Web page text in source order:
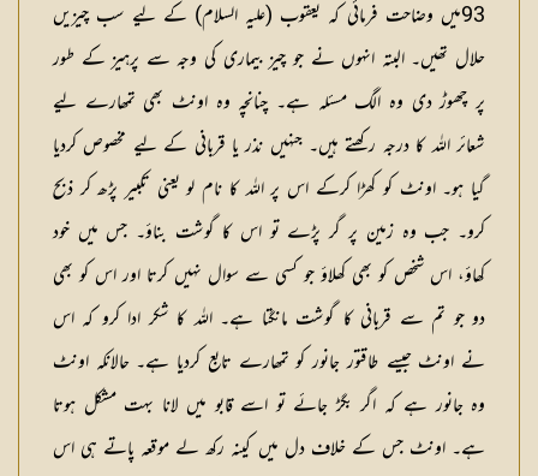
93میں وضاحت فرمائی کہ یعقوب (علیہ السلام) کے لیے سب چیزیں
حلال تھیں۔ البتہ انہوں نے جو چیز بیماری کی وجہ سے پرہیز کے طور
پر چھوڑ دی وہ الگ مسئلہ ہے۔ چنانچہ وہ اونٹ بھی تمھارے لیے
شعائر اللہ کا درجہ رکھتے ہیں۔ جنہیں نذر یا قربانی کے لیے مخصوص کردیا
گیا ہو۔ اونٹ کو کھڑا کرکے اس پر اللہ کا نام لو یعنی تکبیر پڑھ کر ذبح
کرو۔ جب وہ زمین پر گر پڑے تو اس کا گوشت بناؤ۔ جس میں خود
کھاؤ، اس شخص کو بھی کھلاؤ جو کسی سے سوال نہیں کرتا اور اس کو بھی
دو جو تم سے قربانی کا گوشت مانگتا ہے۔ اللہ کا شکر ادا کرو کہ اس
نے اونٹ جیسے طاقتور جانور کو تمھارے تابع کردیا ہے۔ حالانکہ اونٹ
وہ جانور ہے کہ اگر بگڑ جائے تو اسے قابو میں لانا بہت مشکل ہوتا
ہے۔ اونٹ جس کے خلاف دل میں کینہ رکھ لے موقعہ پاتے ہی اس